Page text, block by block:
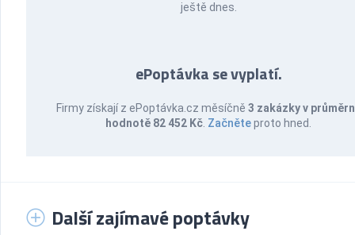
ještě dnes.
ePoptávka se vyplatí.
Firmy získají z ePoptávka.cz měsíčně 3 zakázky v
hodnotě 82 452 Kč Začněteproto hned.
Další zajímavé poptávky